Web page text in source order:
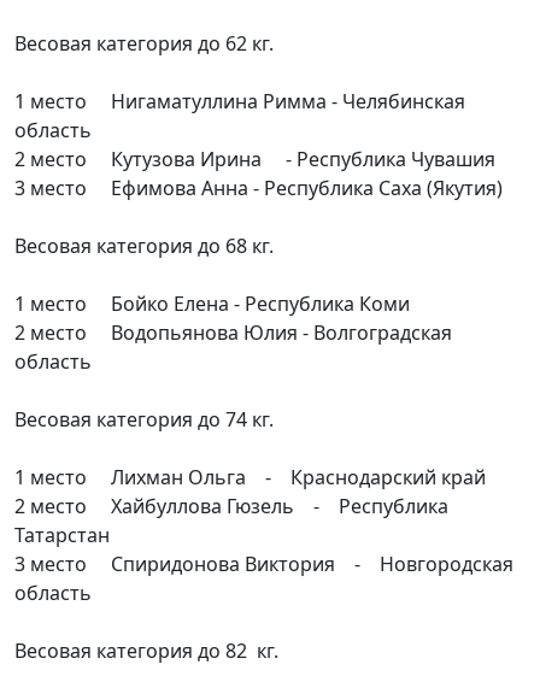
Весовая категория до 62 кг.
1 место Нигаматуллина Римма - Челябинская
область
2 место Кутузова Ирина - Республика Чувашия
3 место Ефимова Анна - Республика Саха (Якутия)
Весовая категория до 68 кг.
1 место Бойко Елена - Республика Коми
2 место Водопьянова Юлия - Волгоградская
область
Весовая категория до 74 кг.
1 место Лихман Ольга - Краснодарский край
2 место Хайбуллова Гюзель - Республика
Татарстан
3 место Спиридонова Виктория - Новгородская
область
Весовая категория до 82 кг.